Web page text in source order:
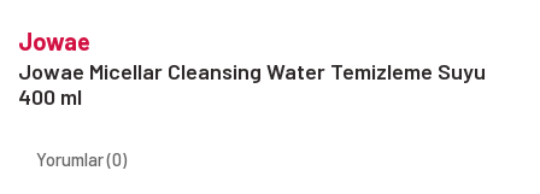
Jowae
Jowae Micellar Cleansing Water Temizleme Suyu
400 ml
Yorumlar (0)